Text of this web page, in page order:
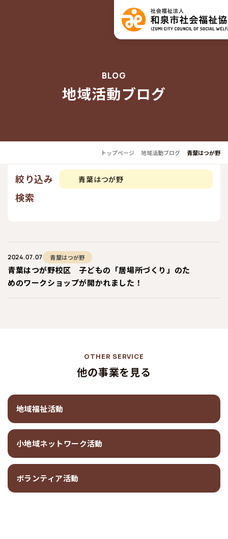
BLOG
地域活動ブログ
トップページ 地域活動ブログ 青葉はつが野
絞り込み
検索
青葉はつが野
2024.07.07 青葉はつが野
青葉はつが野校区 子どもの「居場所づくり」のた
めのワークショップが開かれました！
OTHER SERVICE
他の事業を見る
地域福祉活動
小地域ネットワーク活動
ボランティア活動